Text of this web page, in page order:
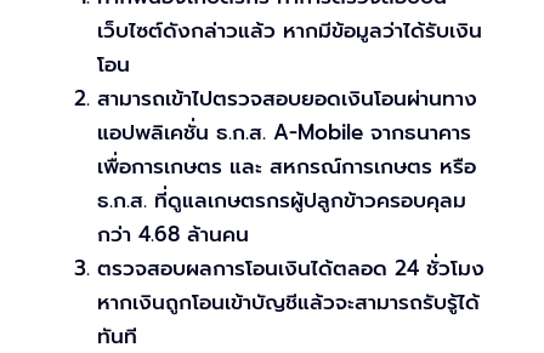
เว็บไซต์ดังกล่าวแล้ว หากมีข้อมูลว่าได้รับเงิน
โอน
สามารถเข้าไปตรวจสอบยอดเงินโอนผ่านทาง
แอปพลิเคชั่น ธ.ก.ส. A-Mobile จากธนาคาร
เพื่อการเกษตร และ สหกรณ์การเกษตร หรือ
ธ.ก.ส. ที่ดูแลเกษตรกรผู้ปลูกข้าวครอบคุลม
กว่า 4.68 ล้านคน
ตรวจสอบผลการโอนเงินได้ตลอด 24 ชั่วโมง
หากเงินถูกโอนเข้าบัญชีแล้วจะสามารถรับรู้ได้
ทันที